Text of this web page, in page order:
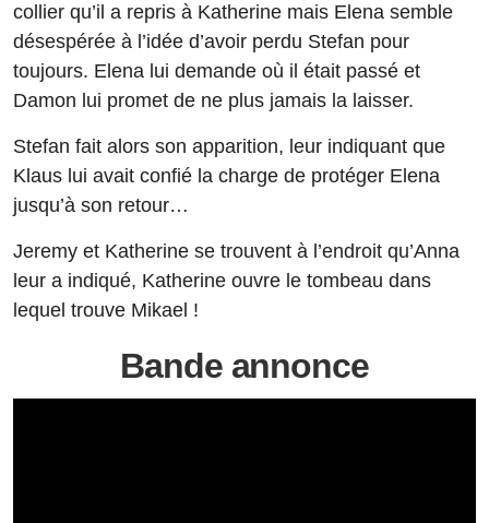
collier qu’il a repris à Katherine mais Elena semble
désespérée à l’idée d’avoir perdu Stefan pour
toujours. Elena lui demande où il était passé et
Damon lui promet de ne plus jamais la laisser.
Stefan fait alors son apparition, leur indiquant que
Klaus lui avait confié la charge de protéger Elena
jusqu’à son retour…
Jeremy et Katherine se trouvent à l’endroit qu’Anna
leur a indiqué, Katherine ouvre le tombeau dans
lequel trouve Mikael !
Bande annonce